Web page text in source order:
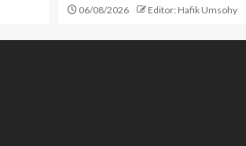
06/08/2026 Editor: Hafik Umsohy